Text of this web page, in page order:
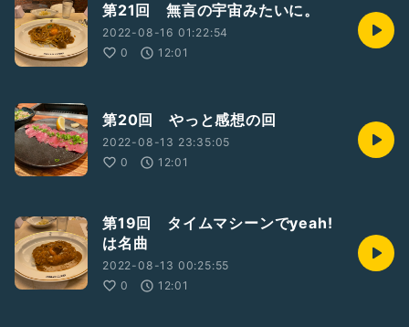
第21回 無言の宇宙みたいに。
2022-08-16 01:22:54
0
12:01
第20回 やっと感想の回
2022-08-13 23:35:05
0
12:01
第19回 タイムマシーンでyeah!
は名曲
2022-08-13 00:25:55
0
12:01